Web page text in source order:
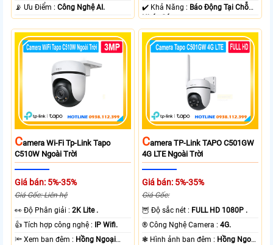
️📡 Ưu Điểm :Công Nghệ AI. ️✔️ Khả Năng : Báo Động Tại Chỗ
Nháy Sáng.
CAmera Wi-Fi Tp-Link Tapo
C510W Ngoài Trời
Giá bán: 5%-35%
Giá Gốc: Liên hệ
️👀 Độ Phân giải :2K Lite .
👍 Tích hợp công nghệ :
IP Wifi.
🔦 Xem ban đêm : Hồng Ngoại
CAmera TP-Link TAPO C501GW
4G LTE Ngoài Trời
Giá bán: 5%-35%
Giá Gốc:
🦉 Độ sắc nét : FULL HD 1080P .
®️ Công Nghệ Camera :4G.
❃ Hình ảnh ban đêm : Hồng Ngoại